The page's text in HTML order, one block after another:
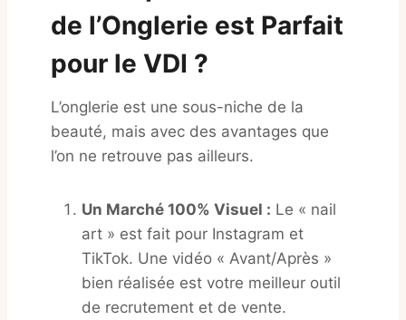
de l’Onglerie est Parfait
pour le VDI ?
L’onglerie est une sous-niche de la
beauté, mais avec des avantages que
l’on ne retrouve pas ailleurs.
Un Marché 100% Visuel : Le « nail
art » est fait pour Instagram et
TikTok. Une vidéo « Avant/Après »
bien réalisée est votre meilleur outil
de recrutement et de vente.